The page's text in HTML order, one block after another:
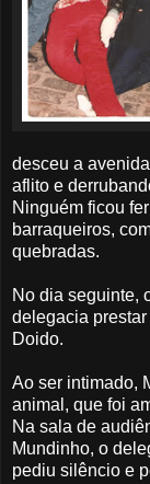
desceu a
aflito e
Ninguém ficou
barraqueiros,
quebradas.
No dia seguinte,
delegacia
Doido.
Ao ser intimado,
animal, que foi
Na sala de
Mundinho, o
pediu silêncio e